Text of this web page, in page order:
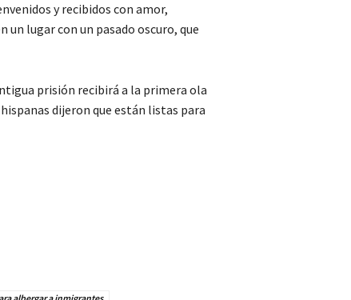
y recibidos con amor,
un lugar con un pasado oscuro, que
prisión recibirá a la primera ola
dijeron que están listas para